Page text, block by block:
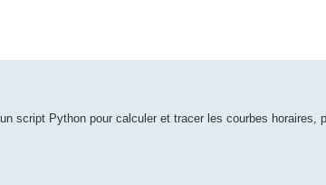
script Python pour calculer et tracer les courbes horaires,